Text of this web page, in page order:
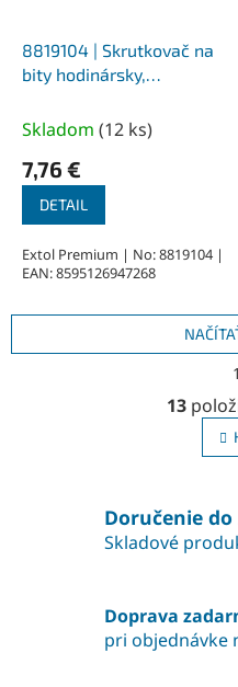
8819104 | Skrutkovač na
bity hodinársky,
Skladom (12 ks)
7,76 €
DETAIL
Extol Premium | No: 8819104 |
EAN: 8595126947268
1
13
Doručenie do
Skladové
Doprava
pri objednávke